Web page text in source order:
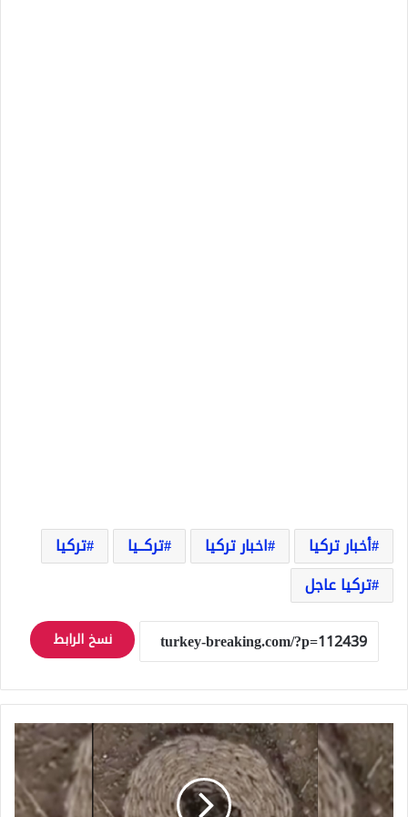
أخبار تركيا اخبار تركيا تركــيا
تركيا
تركيا عاجل
نسخ الرابط
ما
الذي
يحدث
مع
الحيوانات